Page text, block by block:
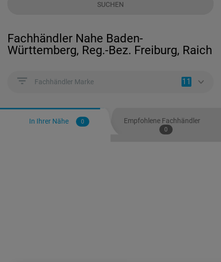
SUCHEN
Fachhändler Nahe Baden-
Württemberg, Reg.-Bez. Freiburg, Raich
Fachhändler Marke 11
In Ihrer Nähe 0 Empfohlene Fachhändler
0